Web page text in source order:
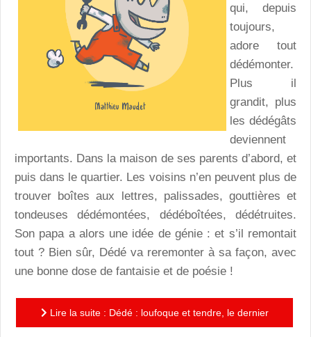
qui, depuis
toujours,
adore tout
dédémonter.
Plus il
grandit, plus
les dédégâts
deviennent
importants. Dans la maison de ses parents d’abord, et
puis dans le quartier. Les voisins n’en peuvent plus de
trouver boîtes aux lettres, palissades, gouttières et
tondeuses dédémontées, dédéboîtées, dédétruites.
Son papa a alors une idée de génie : et s’il remontait
tout ? Bien sûr, Dédé va reremonter à sa façon, avec
une bonne dose de fantaisie et de poésie !
Lire la suite : Dédé : loufoque et tendre, le dernier